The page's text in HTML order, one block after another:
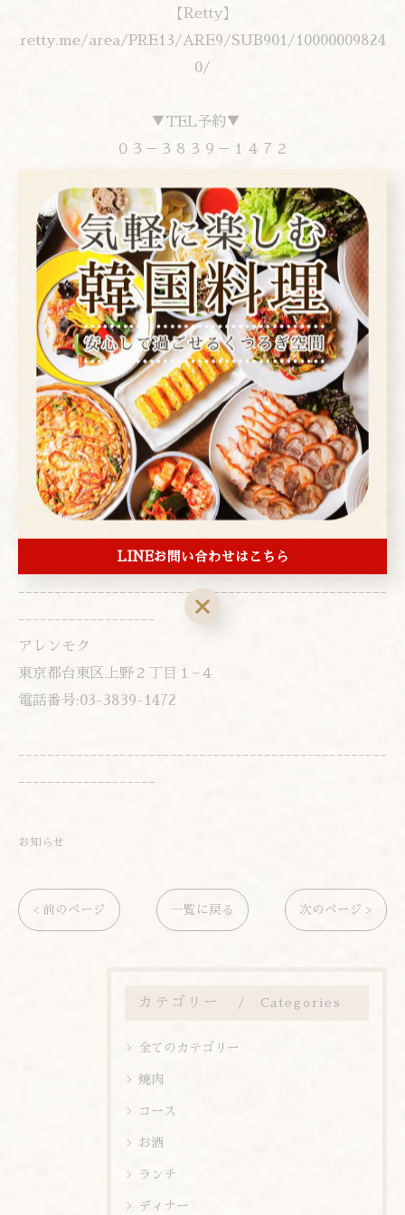
【Retty】
retty.me/area/PRE13/ARE9/SUB901/10000009824
0/
▼TEL予約▼
０３－３８３９－１４７２
▼Uber Eats注文▼
www.ubereats.com/jp/tokyo/food-
delivery/%E9%9F%93%E5%9B%BD%E6%96%99%E7%
90%86%E3%82%A2%E3%83%AC%E3%83%B3%E3%83
%A2%E3%82%AF-korean-restaurant-
arenmoku/16-gcylLTFKAj37nXxtz0w
▼you tubeお店紹介▼
www.youtube.com/watch?v=S2l0PRsM6xA
▼instagram▼
www.instagram.com/arenmoku/?hl=ja
---------------------------------------------------
-------------------
アレンモク
東京都台東区上野２丁目１−４
電話番号:03-3839-1472
---------------------------------------------------
-------------------
お知らせ
< 前のページ 一覧に戻る 次のページ >
カテゴリー Categories
全てのカテゴリー
焼肉
コース
お酒
ランチ
ディナー
LINEお問い合わせはこちら